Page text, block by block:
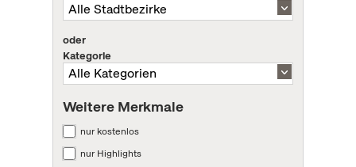
oder
Kategorie
Weitere Merkmale
nur kostenlos
nur Highlights